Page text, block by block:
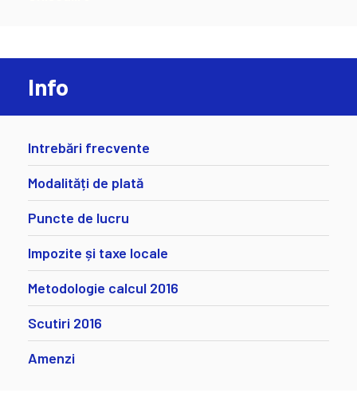
Info
Intrebări frecvente
Modalități de plată
Puncte de lucru
Impozite și taxe locale
Metodologie calcul 2016
Scutiri 2016
Amenzi